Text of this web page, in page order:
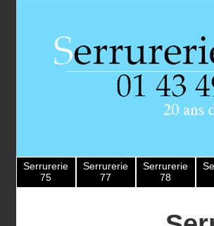
Serrurerie
75
Serrurerie
77
Serrurerie
78